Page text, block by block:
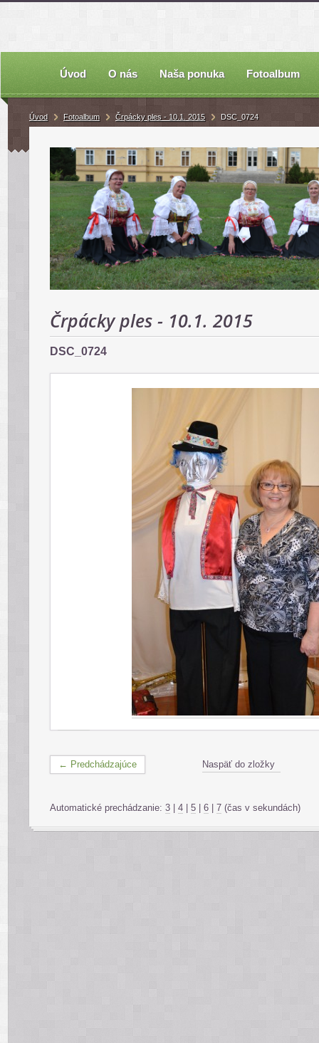
Úvod O nás Naša ponuka Fotoalbum
Úvod Fotoalbum Črpácky ples - 10.1. 2015 DSC_0724
Črpácky ples - 10.1. 2015
DSC_0724
← Predchádzajúce Naspäť do zložky
Automatické prechádzanie: 3 4 5 6 7 (čas v sekundách)